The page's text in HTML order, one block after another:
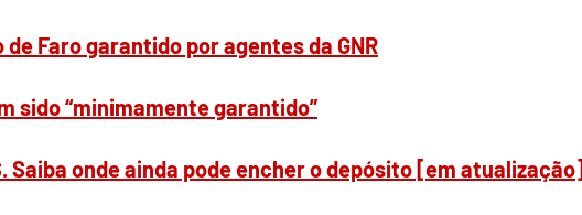
Faro garantido por agentes da GNR
sido “minimamente garantido”
Saiba onde ainda pode encher o depósito [em atualização]